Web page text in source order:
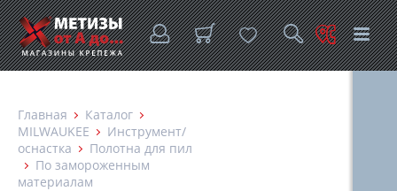
Главная
Каталог
MILWAUKEE
Инструмент/
оснастка
Полотна для пил
По замороженным
материалам